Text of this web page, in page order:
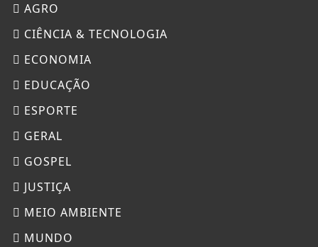
AGRO
CIÊNCIA & TECNOLOGIA
ECONOMIA
EDUCAÇÃO
ESPORTE
GERAL
GOSPEL
JUSTIÇA
MEIO AMBIENTE
MUNDO